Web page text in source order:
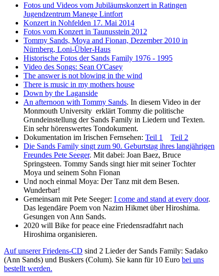
Fotos und Videos vom Jubiläumskonzert in Ratingen
Jugendzentrum Manege Lintfort
Konzert in Nohfelden 17. Mai 2014
Fotos vom Konzert in Taunusstein 2012
Tommy Sands, Moya and Fionan, Dezember 2010 in
Nürnberg, Loni-Übler-Haus
Historische Fotos der Sands Family 1976 - 1995
Video des Songs: Sean O'Casey
The answer is not blowing in the wind
There is music in my mothers house
Down by the Laganside
An afternoon with Tommy Sands. In diesem Video in der
Monmouth University erklärt Tommy die politische
Grundeinstellung der Sands Family in Liedern und Texten.
Ein sehr hörenswertes Tondokument.
Dokumentation im Irischen Fernsehen: Teil 1
Teil 2
Die Sands Family singt zum 90. Geburtstag ihres langjährigen
Freundes Pete Seeger. Mit dabei: Joan Baez, Bruce
Springsteen. Tommy Sands singt hier mit seiner Tochter
Moya und seinem Sohn Fionan
Und noch einmal Moya: Der Tanz mit dem Besen.
Wunderbar!
Gemeinsam mit Pete Seeger: I come and stand at every door.
Das legendäre Poem von Nazim Hikmet über Hiroshima.
Gesungen von Ann Sands.
2020 will Bike for peace eine Friedensradfahrt nach
Hiroshima organisieren.
Auf unserer Friedens-CD sind 2 Lieder der Sands Family: Sadako
(Ann Sands) und Buskers (Colum). Sie kann für 10 Euro bei uns
bestellt werden.